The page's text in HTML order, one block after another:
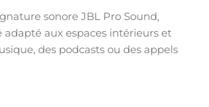
sonore JBL Pro Sound,
adapté aux espaces intérieurs et
des podcasts ou des appels